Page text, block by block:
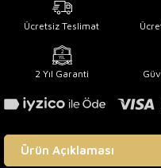
Ücretsiz Teslimat
2 Yıl Garanti
Ürün Açıklaması